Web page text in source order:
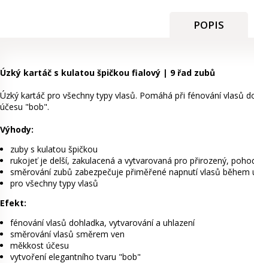
POPIS
Úzký kartáč s kulatou špičkou fialový | 9 řad zubů
Úzký kartáč pro všechny typy vlasů. Pomáhá při fénování vlasů
účesu "bob".
Výhody:
zuby s kulatou špičkou
rukojeť je delší, zakulacená a vytvarovaná pro přirozený,
směrování zubů zabezpečuje přiměřené napnutí vlasů během
pro všechny typy vlasů
Efekt:
fénování vlasů dohladka, vytvarování a uhlazení
směrování vlasů směrem ven
měkkost účesu
vytvoření elegantního tvaru "bob"